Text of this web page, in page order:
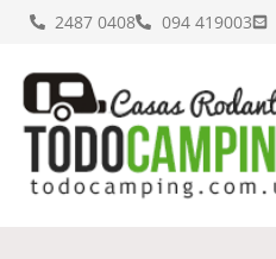
2487 0408 094 419003